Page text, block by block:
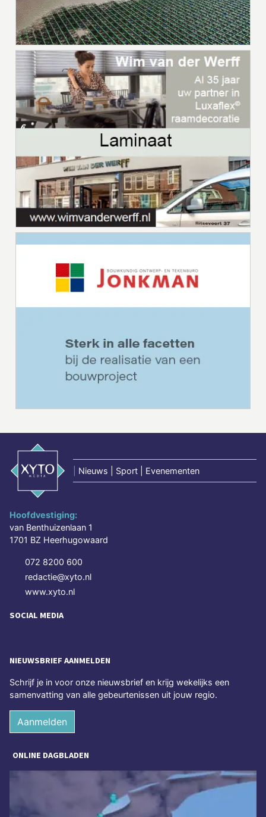
Nieuws | Sport | Evenementen
Hoofdvestiging:
van Benthuizenlaan 1
1701 BZ Heerhugowaard
072 8200 600
redactie@xyto.nl
www.xyto.nl
SOCIAL MEDIA
NIEUWSBRIEF AANMELDEN
Schrijf je in voor onze nieuwsbrief en krijg wekelijks een
samenvatting van alle gebeurtenissen uit jouw regio.
Aanmelden
ONLINE DAGBLADEN